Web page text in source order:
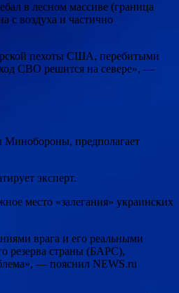
в лесном массиве (граница
с воздуха и частично
пехоты США, перебитыми
СВО решится на севере», —
Минобороны, предполагает
эксперт.
место «залегания» украинских
врага и его реальными
резерва страны (БАРС),
— пояснил NEWS.ru